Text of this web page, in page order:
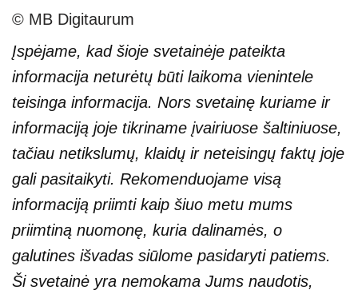
© MB Digitaurum
Įspėjame, kad šioje svetainėje pateikta
informacija neturėtų būti laikoma vienintele
teisinga informacija. Nors svetainę kuriame ir
informaciją joje tikriname įvairiuose šaltiniuose,
tačiau netikslumų, klaidų ir neteisingų faktų joje
gali pasitaikyti. Rekomenduojame visą
informaciją priimti kaip šiuo metu mums
priimtiną nuomonę, kuria dalinamės, o
galutines išvadas siūlome pasidaryti patiems.
Ši svetainė yra nemokama Jums naudotis,